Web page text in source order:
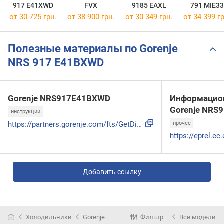
917 E41XWD
FVX
9185 EAXL
791 MIE33
от 30 725 грн. от 38 900 грн. от 30 349 грн. от 34 399
Полезные материалы по Gorenje
NRS 917 E41BXWD
Gorenje NRS917E41BXWD
инструкции
https://partners.gorenje.com/fts/GetDigitDoc.aspx?sifra=200...
Gorenje
прочее
Добавить ссылку
Холодильники Gorenje Фильтр Все модели